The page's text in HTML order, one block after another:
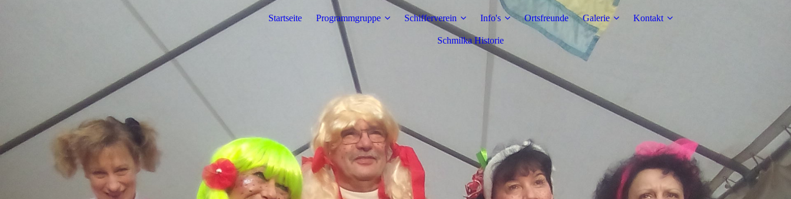
Startseite Programmgruppe Schifferverein Info's Ortsfreunde Galerie Kontakt
Schmilka Historie